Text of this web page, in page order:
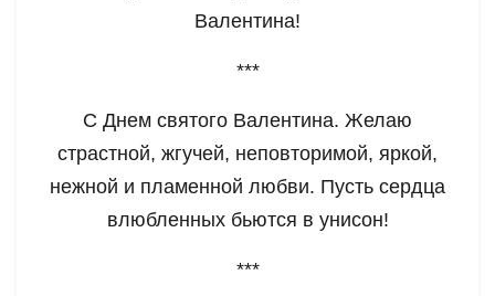
Валентина!
***
С Днем святого Валентина. Желаю
страстной, жгучей, неповторимой, яркой,
нежной и пламенной любви. Пусть сердца
влюбленных бьются в унисон!
***